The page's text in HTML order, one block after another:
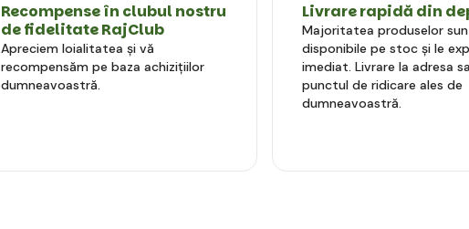
Recompense în clubul nostru
de fidelitate RajClub
Apreciem loialitatea și vă
recompensăm pe baza achizițiilor
dumneavoastră.
Livrare rapidă din
Majoritatea produselor
disponibile pe stoc și le
imediat. Livrare la adresa
punctul de ridicare ales de
dumneavoastră.